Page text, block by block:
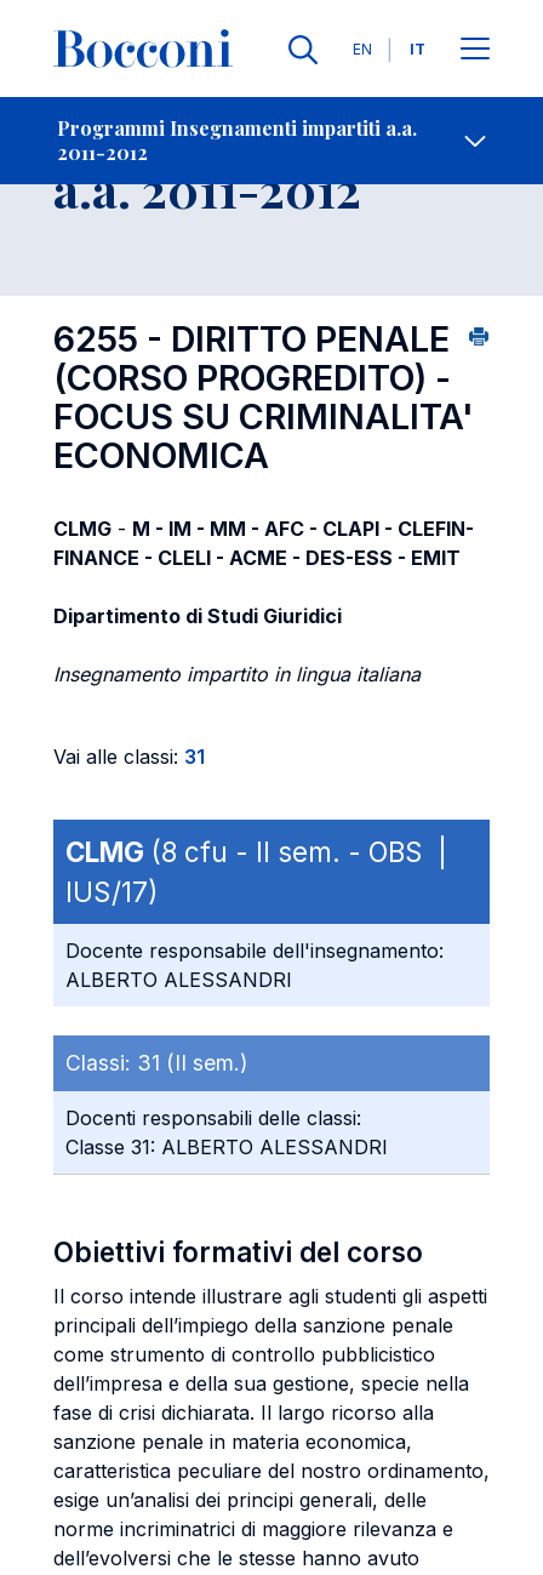
Lingue
EN IT
Programmi Insegnamenti impartiti a.a.
2011-2012
-
Insegnamento
a.a. 2011-2012
6255 - DIRITTO PENALE
(CORSO PROGREDITO) -
FOCUS SU CRIMINALITA'
ECONOMICA
CLMG - M - IM - MM - AFC - CLAPI - CLEFIN-
FINANCE - CLELI - ACME - DES-ESS - EMIT
Dipartimento di Studi Giuridici
Insegnamento impartito in lingua italiana
Vai alle classi: 31
CLMG (8 cfu - II sem. - OBS |
IUS/17)
Docente responsabile dell'insegnamento:
ALBERTO ALESSANDRI
Classi: 31 (II sem.)
Docenti responsabili delle classi:
Classe 31: ALBERTO ALESSANDRI
Obiettivi formativi del corso
Il corso intende illustrare agli studenti gli aspetti
principali dell’impiego della sanzione penale
come strumento di controllo pubblicistico
dell’impresa e della sua gestione, specie nella
fase di crisi dichiarata. Il largo ricorso alla
sanzione penale in materia economica,
caratteristica peculiare del nostro ordinamento,
esige un’analisi dei principi generali, delle
norme incriminatrici di maggiore rilevanza e
dell’evolversi che le stesse hanno avuto